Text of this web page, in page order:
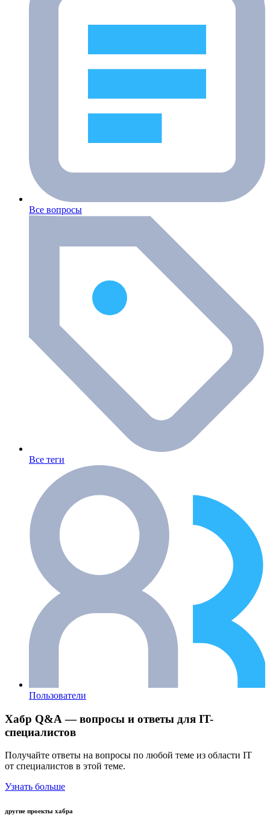
Все вопросы
Все теги
Пользователи
Хабр Q&A — вопросы и ответы для IT-
специалистов
Получайте ответы на вопросы по любой теме из области IT
от специалистов в этой теме.
Узнать больше
другие проекты хабра